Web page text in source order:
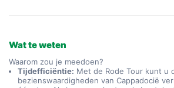
Wat te weten
Waarom zou je meedoen?
Tijdefficiëntie: Met de Rode Tour kunt u
bezienswaardigheden van Cappadocië